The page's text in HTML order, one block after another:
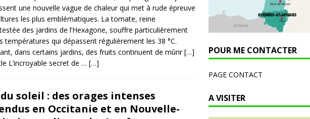
une nouvelle vague de chaleur qui met à rude épreuve
les plus emblématiques. La tomate, reine
des jardins de l’Hexagone, souffre particulièrement
températures qui dépassent régulièrement les 38 °C.
dans certains jardins, des fruits continuent de mûrir […]
L’incroyable secret de … […]
soleil : des orages intenses
en Occitanie et en Nouvelle-
POUR ME CONTACTER
PAGE CONTACT
A VISITER